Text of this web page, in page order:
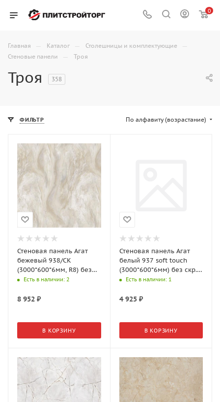
0
Главная — Каталог — Столешницы и комплектующие —
Стеновые панели — Троя
Троя 358
ФИЛЬТР По алфавиту (возрастание)
Стеновая панель Агат
бежевый 938/СК
(3000*600*6мм, R8) без
скр., оборот: Бумага, 7
Есть в наличии: 2
8 952 ₽
В КОРЗИНУ
Стеновая панель Агат
белый 937 soft touch
(3000*600*6мм) без скр.,
оборот: Бумага, 8гр.,
Есть в наличии: 1
4 925₽
В КОРЗИНУ